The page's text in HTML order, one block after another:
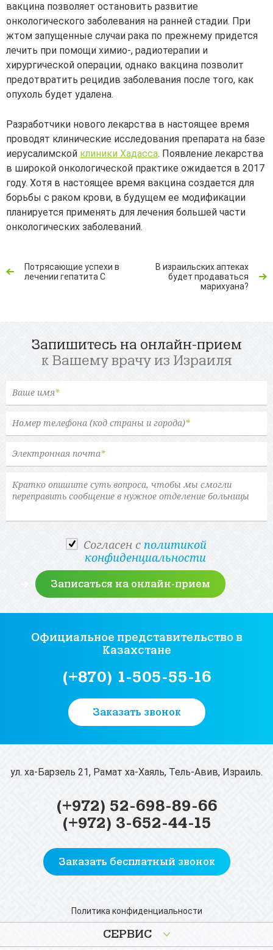
вакцина позволяет остановить развитие
онкологического заболевания на ранней стадии. При
жтом запущенные случаи рака по прежнему придется
лечить при помощи химио-, радиотерапии и
хирургической операции, однако вакцина позволит
предотвратить рецидив заболевания после того, как
опухоль будет удалена.
Разработчики нового лекарства в настоящее время
проводят клинические исследования препарата на базе
иерусалимской клиники Хадасса. Появление лекарства
в широкой онкологической практике ожидается в 2017
году. Хотя в настоящее время вакцина создается для
борьбы с раком крови, в будущем ее модификации
планируется применять для лечения большей части
онкологических заболеваний.
Потрясающие успехи в
лечении гепатита С
В израильских аптеках
будет продаваться
марихуана?
Запишитесь на онлайн-прием
к Вашему врачу из Израиля
Ваше имя*
Номер телефона (код страны и города)*
Электронная почта*
Cогласен с политикой
конфиденциальности
Официальное представительство в
Казахстане
(+870) 1-505-55-16
Заказать звонок
(+972) 52-698-89-66
(+972) 3-652-44-15
Заказать бесплатный звонок
ул. ха-Барзель 21, Рамат ха-Хаяль, Тель-Авив, Израиль.
Политика конфиденциальности
СЕРВИС